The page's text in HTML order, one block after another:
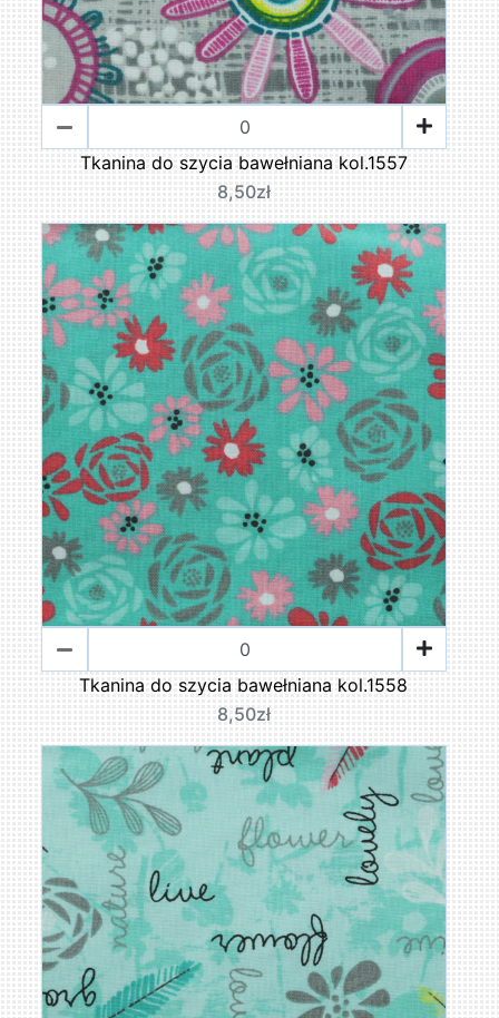
Tkanina do szycia bawełniana kol.1557
8,50zł
Tkanina do szycia bawełniana kol.1558
8,50zł